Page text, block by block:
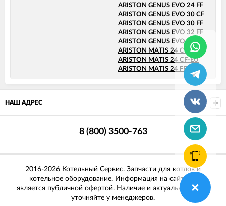
ARISTON GENUS EVO 24 FF
ARISTON GENUS EVO 30 CF
ARISTON GENUS EVO 30 FF
ARISTON GENUS EVO 32 FF
ARISTON GENUS EVO 35 FF
ARISTON MATIS 24 CF
ARISTON MATIS 24 CF-EU
ARISTON MATIS 24 FF
НАШ АДРЕС
8 (800) 3500-763
2016-2026 Котельный Сервис. Запчасти для котлов и
котельное оборудование. Информация на сайте не
является публичной офертой. Наличие и актуальные цены
уточняйте у менеджеров.